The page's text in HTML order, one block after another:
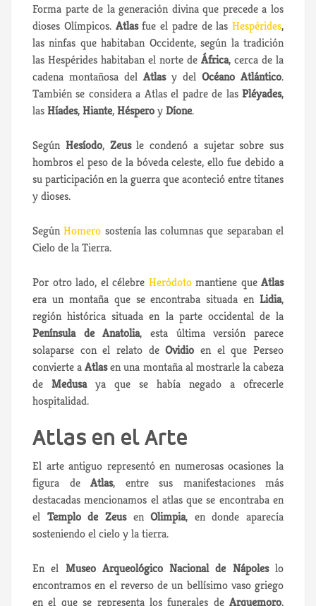
Forma parte de la generación divina que precede a los
dioses Olímpicos. Atlasfue el padre de las Hespérides,
las ninfas que habitaban Occidente, según la tradición
las Hespérides habitaban el norte de África, cerca de la
cadena montañosa del Atlasy del Océano Atlántico.
También se considera a Atlas el padre de las Pléyades,
lasHíades,Hiante,HésperoyDíone.
Según Hesíodo, Zeusle condenó a sujetar sobre sus
hombros el peso de la bóveda celeste, ello fue debido a
su participación en la guerra que aconteció entre titanes
y dioses.
SegúnHomero sostenía las columnas que separaban el
Cielo de la Tierra.
Por otro lado, el célebre Heródotomantiene que Atlas
era un montaña que se encontraba situada en Lidia,
región histórica situada en la parte occidental de la
Península de Anatolia, esta última versión parece
solaparse con el relato deOvidio en el que Perseo
convierte aAtlasen una montaña al mostrarle la cabeza
de Medusaya que se había negado a ofrecerle
hospitalidad.
Atlas en el Arte
El arte antiguo representó en numerosas ocasiones la
figura de Atlas, entre sus manifestaciones más
destacadas mencionamos el atlas que se encontraba en
el Templo de ZeusenOlimpia, en donde aparecía
sosteniendo el cielo y la tierra.
En el Museo Arqueológico Nacional de Nápoleslo
encontramos en el reverso de un bellísimo vaso griego
en el que se representa los funerales de Arquemoro,